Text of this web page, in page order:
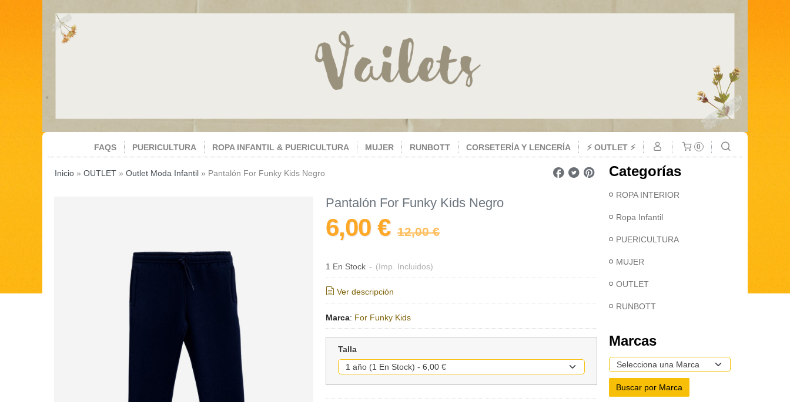
FAQS PUERICULTURA ROPA INFANTIL & PUERICULTURA MUJER RUNBOTT CORSETERÍA Y LENCERÍA ⚡ OUTLET ⚡ 0
Inicio » OUTLET » Outlet Moda Infantil » Pantalón For Funky Kids Negro
Pantalón For Funky Kids Negro
6,00 € 12,00 €
1 En Stock - (Imp. Incluidos)
Ver descripción
Marca: For Funky Kids
Talla
Categorías
ROPA INTERIOR
Ropa Infantil
PUERICULTURA
MUJER
OUTLET
RUNBOTT
Marcas